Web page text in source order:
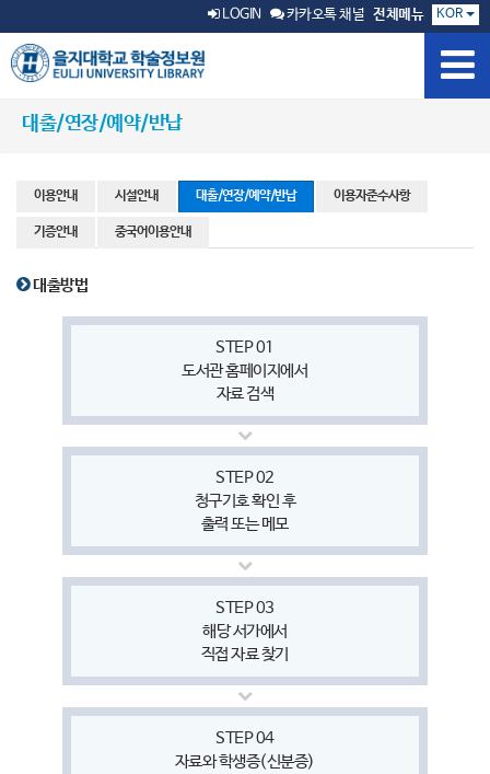
LOGIN 카카오톡 채널 전체메뉴 KOR
대출/연장/예약/반납
이용안내 시설안내 대출/연장/예약/반납 이용자준수사항
기증안내 중국어이용안내
대출방법
STEP 01
도서관 홈페이지에서
자료 검색
STEP 02
청구기호 확인 후
출력 또는 메모
STEP 03
해당 서가에서
직접 자료 찾기
STEP 04
자료와 학생증(신분증)